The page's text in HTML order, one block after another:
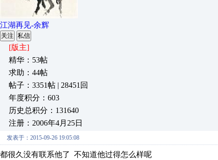
江湖再见-余辉
关注 私信
[版主]
精华：53帖
求助：44帖
帖子：3351帖 | 28451回
年度积分：603
历史总积分：131640
注册：2006年4月25日
发表于：2015-09-26 19:05:08
都很久没有联系他了 不知道他过得怎么样呢